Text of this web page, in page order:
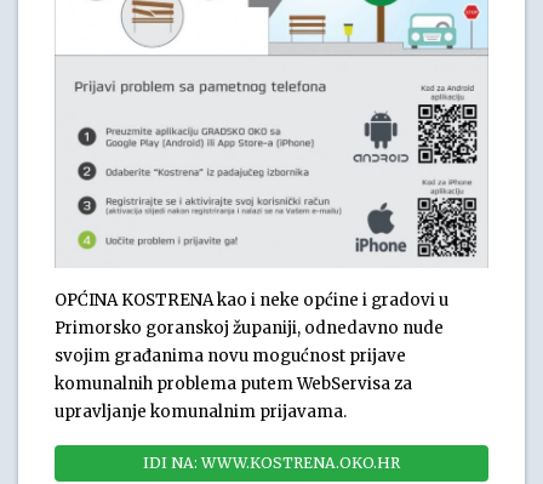
OPĆINA KOSTRENA kao i neke općine i gradovi u
Primorsko goranskoj županiji, odnedavno nude
svojim građanima novu mogućnost prijave
komunalnih problema putem WebServisa za
upravljanje komunalnim prijavama.
IDI NA: WWW.KOSTRENA.OKO.HR